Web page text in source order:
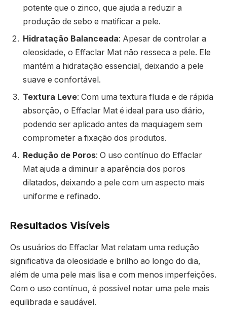
potente que o zinco, que ajuda a reduzir a
produção de sebo e matificar a pele.
Hidratação Balanceada: Apesar de controlar a
oleosidade, o Effaclar Mat não resseca a pele. Ele
mantém a hidratação essencial, deixando a pele
suave e confortável.
Textura Leve: Com uma textura fluida e de rápida
absorção, o Effaclar Mat é ideal para uso diário,
podendo ser aplicado antes da maquiagem sem
comprometer a fixação dos produtos.
Redução de Poros: O uso contínuo do Effaclar
Mat ajuda a diminuir a aparência dos poros
dilatados, deixando a pele com um aspecto mais
uniforme e refinado.
Resultados Visíveis
Os usuários do Effaclar Mat relatam uma redução
significativa da oleosidade e brilho ao longo do dia,
além de uma pele mais lisa e com menos imperfeições.
Com o uso contínuo, é possível notar uma pele mais
equilibrada e saudável.